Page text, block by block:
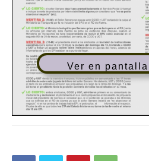
Ver en